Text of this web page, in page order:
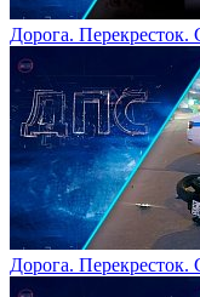
Дорога.
Дорога.